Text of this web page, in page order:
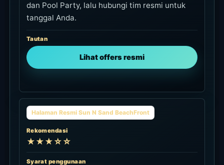
dan Pool Party, lalu hubungi tim resmi untuk
tanggal Anda.
Tautan
Lihat offers resmi
Halaman Resmi Sun N Sand BeachFront
Rekomendasi
★★★☆☆
Syarat penggunaan